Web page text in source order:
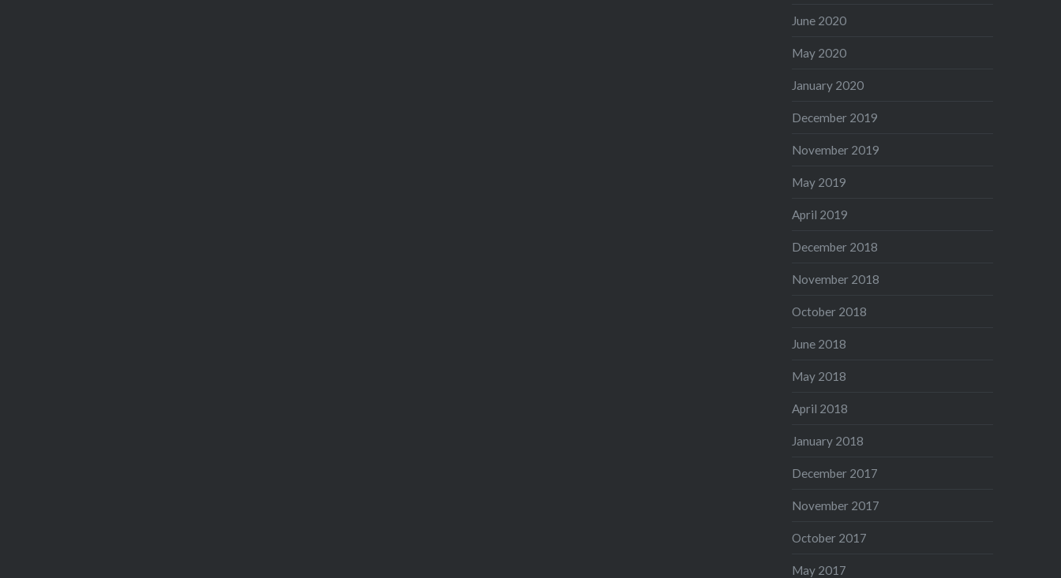
June 2020
May 2020
January 2020
December 2019
November 2019
May 2019
April 2019
December 2018
November 2018
October 2018
June 2018
May 2018
April 2018
January 2018
December 2017
November 2017
October 2017
May 2017